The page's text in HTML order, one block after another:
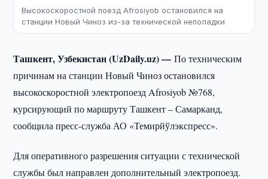
Высокоскоростной поезд Afrosiyob остановился на
станции Новый Чиноз из-за технической неполадки
Ташкент, Узбекистан (UzDaily.uz) —По техническим
причинам на станции Новый Чиноз остановился
высокоскоростной электропоезд Afrosiyob №768,
курсирующий по маршруту Ташкент – Самарканд,
сообщила пресс-служба АО «Темирйўлэкспресс».
Для оперативного разрешения ситуации с технической
службы был направлен дополнительный электропоезд.